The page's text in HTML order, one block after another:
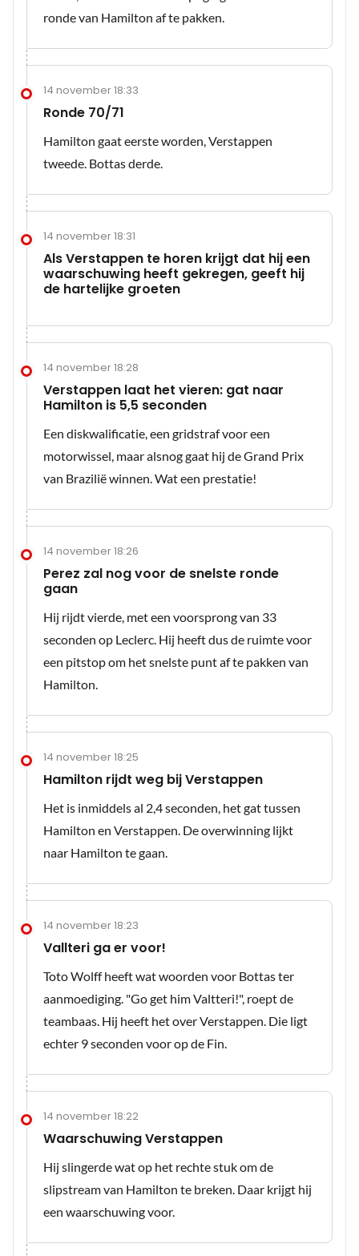
ronde van Hamilton af te pakken.
14 november 18:33
Ronde 70/71
Hamilton gaat eerste worden, Verstappen
tweede. Bottas derde.
14 november 18:31
Als Verstappen te horen krijgt dat hij een
waarschuwing heeft gekregen, geeft hij
de hartelijke groeten
14 november 18:28
Verstappen laat het vieren: gat naar
Hamilton is 5,5 seconden
Een diskwalificatie, een gridstraf voor een
motorwissel, maar alsnog gaat hij de Grand Prix
van Brazilië winnen. Wat een prestatie!
14 november 18:26
Perez zal nog voor de snelste ronde
gaan
Hij rijdt vierde, met een voorsprong van 33
seconden op Leclerc. Hij heeft dus de ruimte voor
een pitstop om het snelste punt af te pakken van
Hamilton.
14 november 18:25
Hamilton rijdt weg bij Verstappen
Het is inmiddels al 2,4 seconden, het gat tussen
Hamilton en Verstappen. De overwinning lijkt
naar Hamilton te gaan.
14 november 18:23
Vallteri ga er voor!
Toto Wolff heeft wat woorden voor Bottas ter
aanmoediging. "Go get him Valtteri!", roept de
teambaas. Hij heeft het over Verstappen. Die ligt
echter 9 seconden voor op de Fin.
14 november 18:22
Waarschuwing Verstappen
Hij slingerde wat op het rechte stuk om de
slipstream van Hamilton te breken. Daar krijgt hij
een waarschuwing voor.